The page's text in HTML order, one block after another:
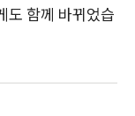
도 함께 바뀌었습